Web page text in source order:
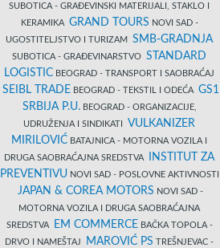
SUBOTICA - GRAĐEVINSKI MATERIJALI, STAKLO I
KERAMIKA GRAND TOURS NOVI SAD -
UGOSTITELJSTVO I TURIZAM SMB-GRADNJA
SUBOTICA - GRAĐEVINARSTVO STANDARD
LOGISTIC BEOGRAD - TRANSPORT I SAOBRAĆAJ
SEIBL TRADE BEOGRAD - TEKSTIL I ODEĆA GS1
SRBIJA P.U.BEOGRAD - ORGANIZACIJE,
UDRUŽENJA I SINDIKATI VULKANIZER
MIRILOVIĆ BATAJNICA - MOTORNA VOZILA I
DRUGA SAOBRAĆAJNA SREDSTVA
INSTITUT ZA
PREVENTIVUNOVI SAD - POSLOVNE AKTIVNOSTI
JAPAN & COREA MOTORS NOVI SAD -
MOTORNA VOZILA I DRUGA SAOBRAĆAJNA
SREDSTVA
EM COMMERCE BAČKA TOPOLA -
DRVO I NAMEŠTAJ
MAROVIĆ PS TREŠNJEVAC -